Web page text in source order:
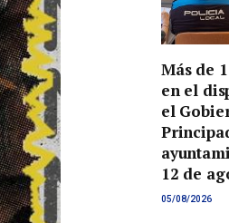
Más de
en el
el
12 de
05/08/2026